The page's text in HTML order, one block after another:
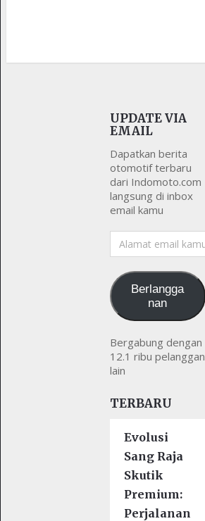
UPDATE VIA
EMAIL
Dapatkan berita
otomotif terbaru
dari Indomoto.com
langsung di inbox
email kamu
Alamat
email
Berlangga
nan
Bergabung dengan
12.1 ribu pelanggan
lain
TERBARU
Evolusi
Sang Raja
Skutik
Premium:
Perjalanan